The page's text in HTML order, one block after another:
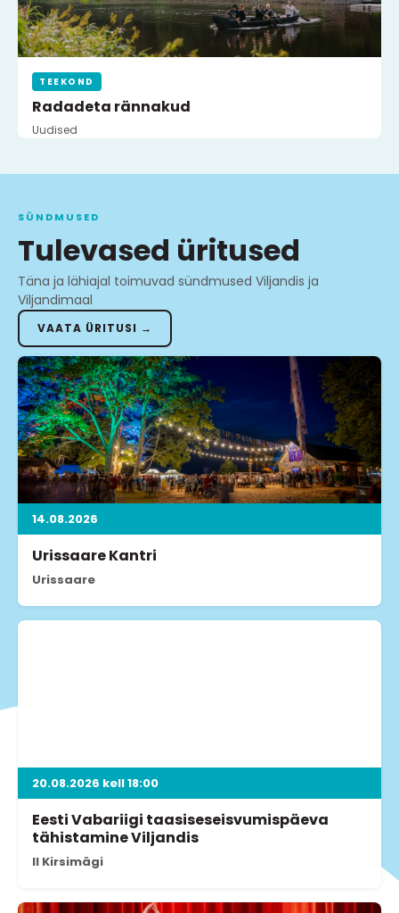
TEEKOND
Radadeta rännakud
Uudised
SÜNDMUSED
Tulevased üritused
Täna ja lähiajal toimuvad sündmused Viljandis ja
Viljandimaal
VAATA ÜRITUSI →
14.08.2026
Urissaare Kantri
Urissaare
20.08.2026 kell 18:00
Eesti Vabariigi taasiseseisvumispäeva
tähistamine Viljandis
II Kirsimägi